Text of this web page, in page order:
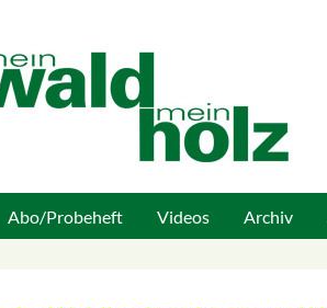
Abo/Probeheft Videos Archiv